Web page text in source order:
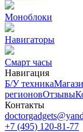
Моноблоки
Навигаторы
Смарт часы
Навигация
Б/У техникa
регионовОтзывы
Контакты
+7 (495) 120-81-77